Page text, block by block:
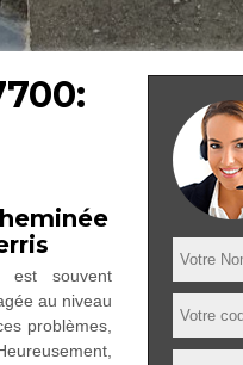
est souvent
au niveau
problèmes,